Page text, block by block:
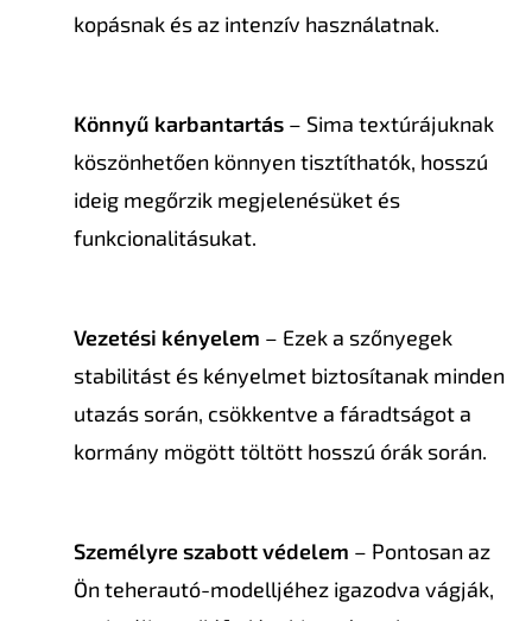
kopásnak és az intenzív használatnak.
Könnyű karbantartás – Sima textúrájuknak
köszönhetően könnyen tisztíthatók, hosszú
ideig megőrzik megjelenésüket és
funkcionalitásukat.
Vezetési kényelem – Ezek a szőnyegek
stabilitást és kényelmet biztosítanak minden
utazás során, csökkentve a fáradtságot a
kormány mögött töltött hosszú órák során.
Személyre szabott védelem – Pontosan az
Ön teherautó-modelljéhez igazodva vágják,